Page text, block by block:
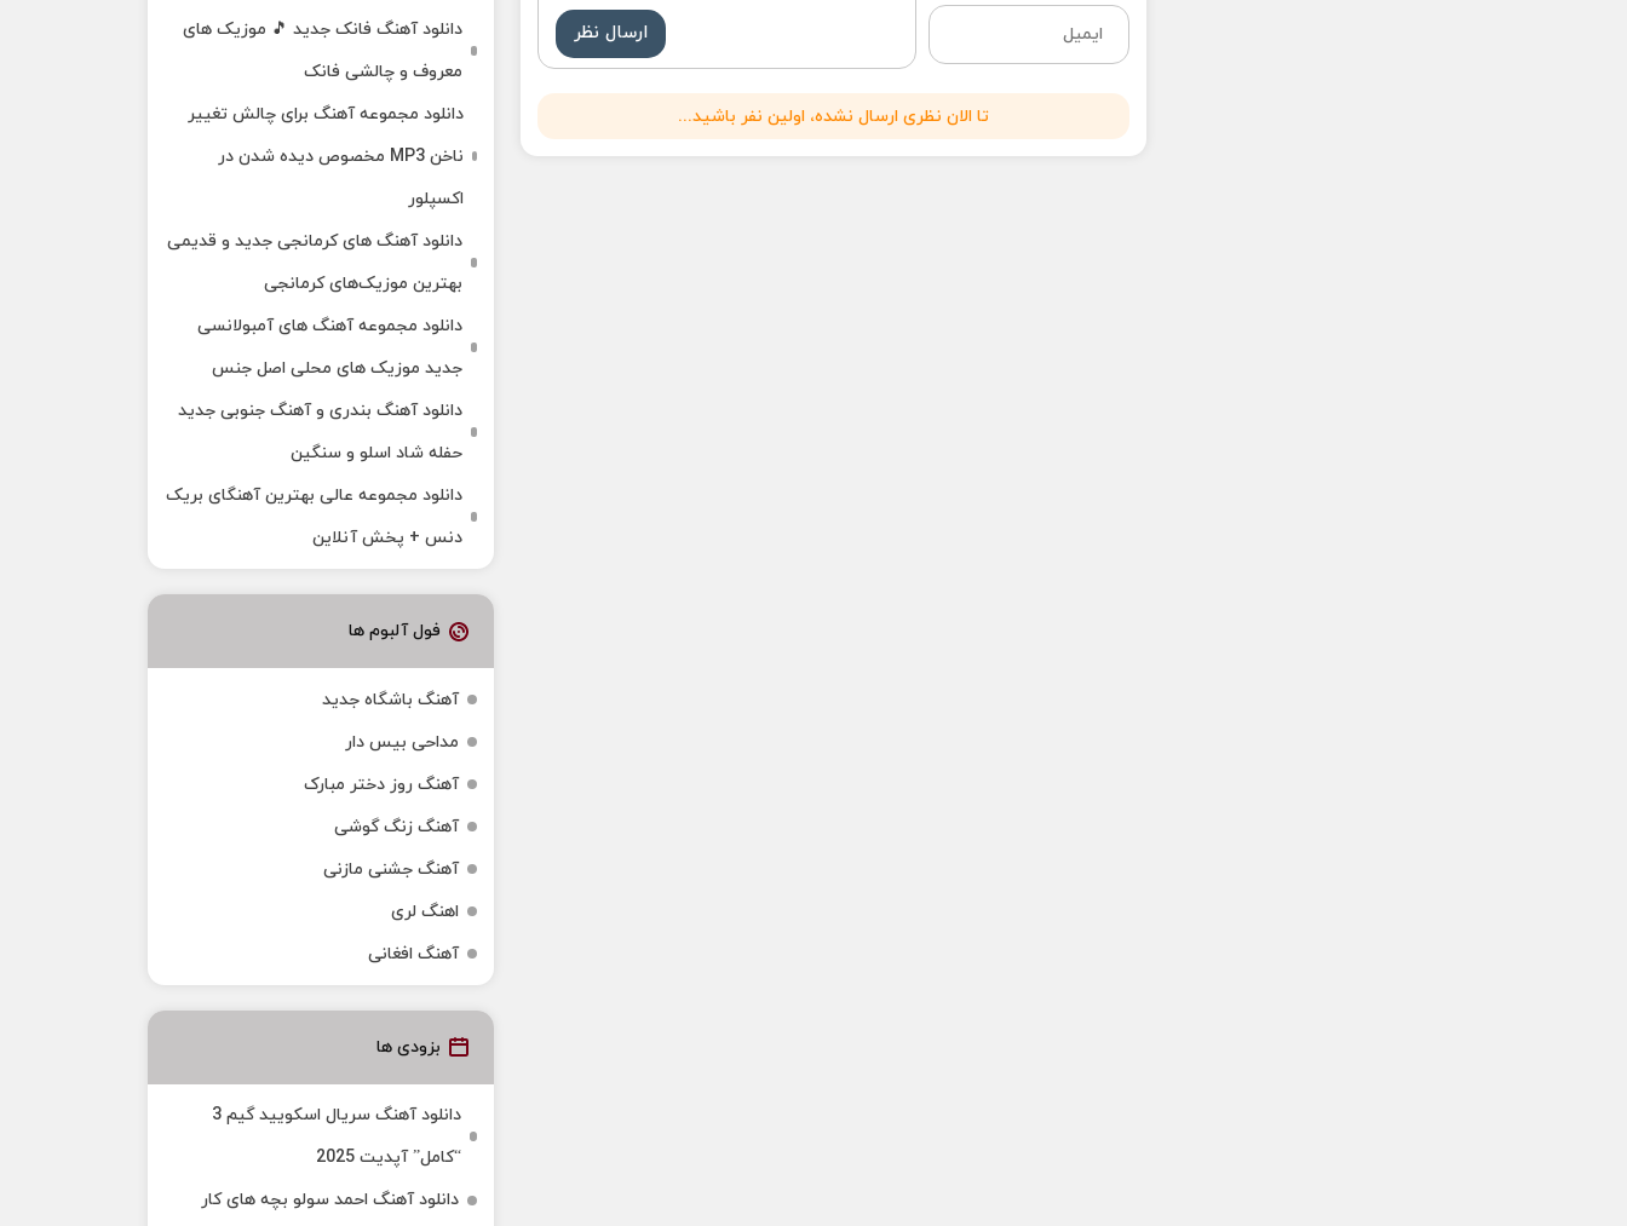
ارسال نظر
تا الان نظری ارسال نشده، اولین نفر باشید...
دانلود آهنگ فانک جدید 🎵 موزیک‌ های
معروف و چالشی فانک
دانلود مجموعه آهنگ برای چالش تغییر
ناخن MP3 مخصوص دیده شدن در
اکسپلور
دانلود آهنگ‌ های کرمانجی جدید و قدیمی
بهترین موزیک‌های کرمانجی
دانلود مجموعه آهنگ های آمبولانسی
جدید موزیک های محلی اصل جنس
دانلود آهنگ بندری و آهنگ جنوبی جدید
حفله شاد اسلو و سنگین
دانلود مجموعه عالی بهترین آهنگای بریک
دنس + پخش آنلاین
فول آلبوم ها
آهنگ باشگاه جدید
مداحی بیس دار
آهنگ روز دختر مبارک
آهنگ زنگ گوشی
آهنگ جشنی مازنی
اهنگ لری
آهنگ افغانی
بزودی ها
دانلود آهنگ سریال اسکویید گیم 3
“کامل” آپدیت 2025
دانلود آهنگ احمد سولو بچه های کار